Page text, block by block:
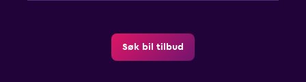
Søk bil tilbud